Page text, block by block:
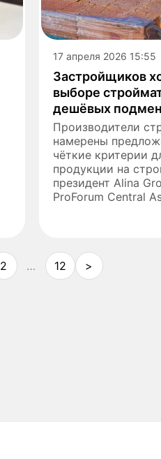
17 апреля 2026 15:55
Застройщиков
выборе
дешёвых подмен
Производители
намерены
чёткие критерии
продукции на
президент Alina
ProForum Central
2 … 12 >